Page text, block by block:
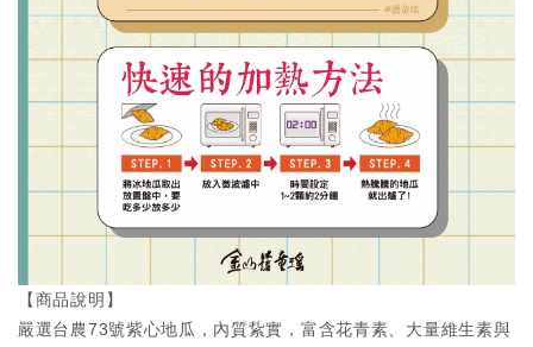
【商品說明】
嚴選台農73號紫心地瓜，內質紥實，富含花青素、大量維生素與